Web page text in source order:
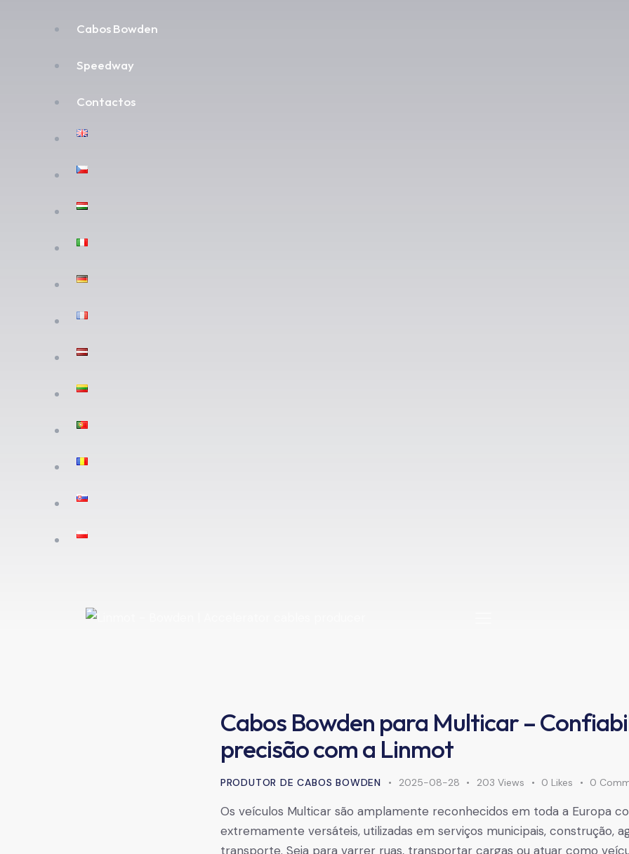
Cabos Bowden
Speedway
Contactos
Cabos Bowden para Multicar –
precisão com a Linmot
PRODUTOR DE CABOS BOWDEN 2025-08-28 203 Views 0 Likes 0
Os veículos Multicar são amplamente reconhecidos em toda a Europa
extremamente versáteis, utilizadas em serviços municipais, construção,
transporte. Seja para varrer ruas, transportar cargas ou atuar como